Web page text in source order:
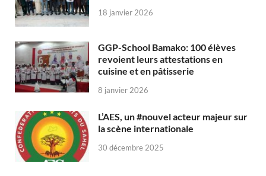
18 janvier 2026
GGP-School Bamako: 100 élèves
revoient leurs attestations en
cuisine et en pâtisserie
8 janvier 2026
L’AES, un #nouvel acteur majeur sur
la scène internationale
30 décembre 2025